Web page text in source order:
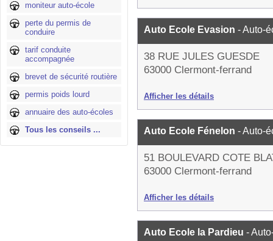
moniteur auto-école
perte du permis de
conduire
tarif conduite
accompagnée
brevet de sécurité routière
permis poids lourd
annuaire des auto-écoles
Tous les conseils ...
Auto Ecole Evasion - Auto-
38 RUE JULES GUESDE
63000 Clermont-ferrand
Afficher les détails
Auto Ecole Fénelon - Auto-
51 BOULEVARD COTE
63000 Clermont-ferrand
Afficher les détails
Auto Ecole la Pardieu -